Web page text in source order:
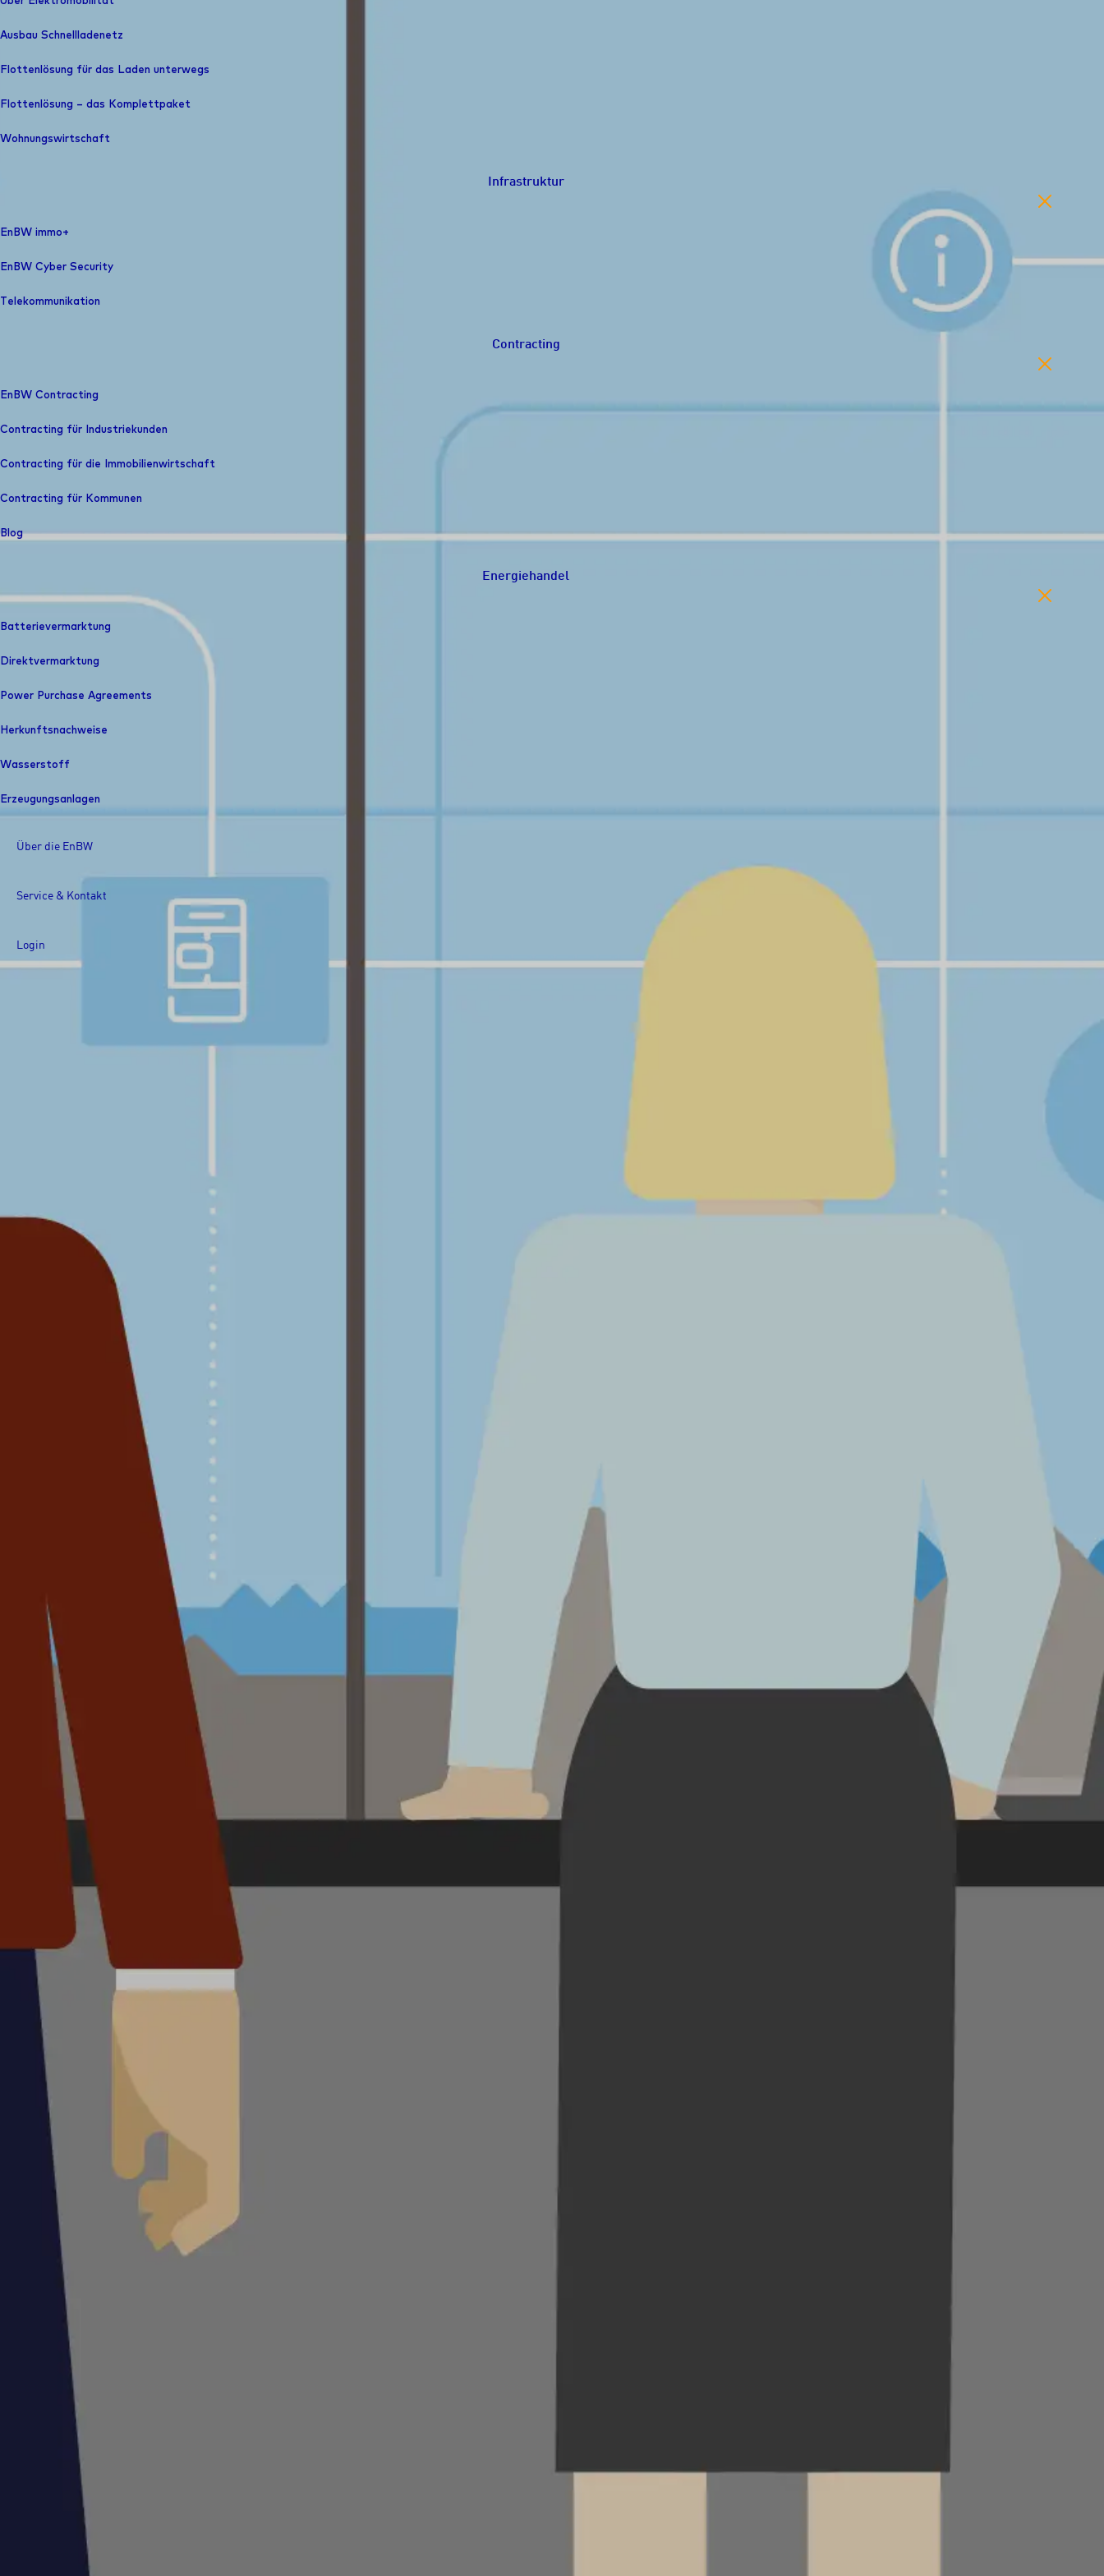
Ausbau Schnelllade­netz
Flottenlösung für das Laden unterwegs
Flottenlösung – das Komplettpaket
Wohnungswirtschaft
Infrastruktur
EnBW immo+
EnBW Cyber Security
Telekommunikation
Contracting
EnBW Contracting
Contracting für Industriekunden
Contracting für die Immobilienwirtschaft
Contracting für Kommunen
Blog
Energiehandel
Batterievermarktung
Direktvermarktung
Power Purchase Agreements
Herkunfts­nachweise
Wasserstoff
Erzeugungsanlagen
Über die EnBW
Service & Kontakt
Login